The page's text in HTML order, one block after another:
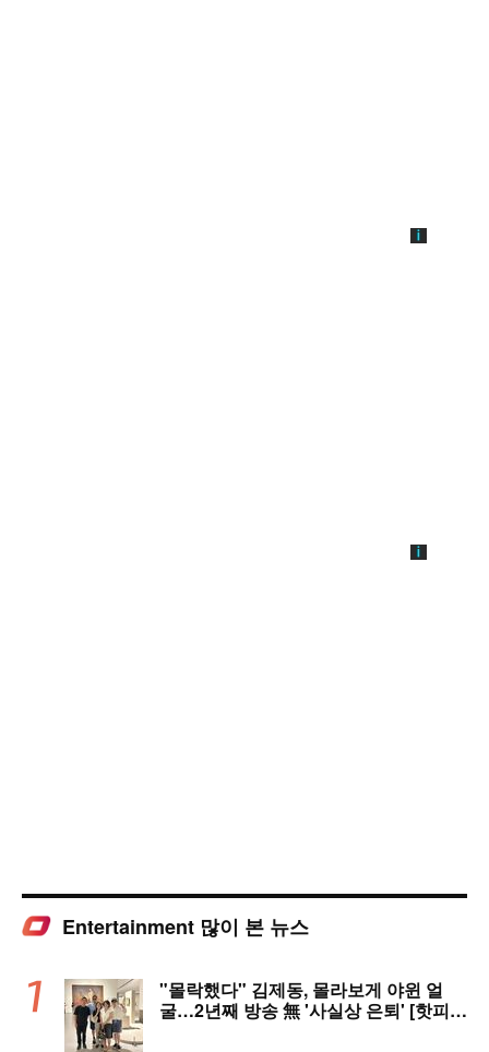
Entertainment 많이 본 뉴스
"몰락했다" 김제동, 몰라보게 야윈 얼
굴…2년째 방송 無 '사실상 은퇴' [핫피